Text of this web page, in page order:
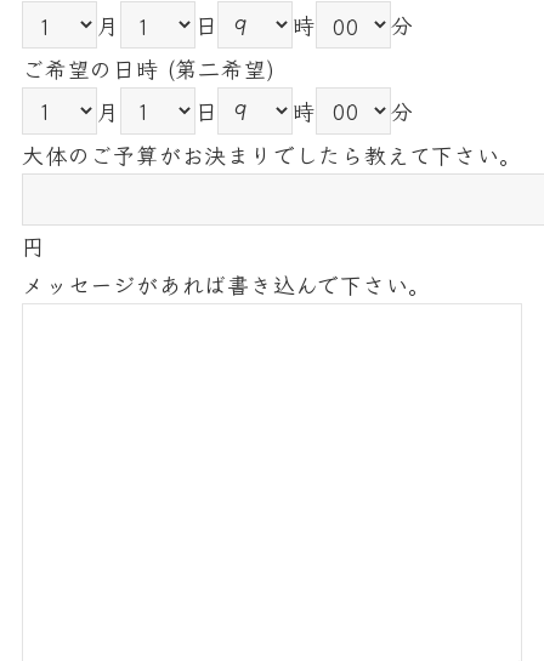
月
日 時
分
ご希望の日時 (第二希望)
月
日 時
分
大体のご予算がお決まりでしたら教えて下さい。
円
メッセージがあれば書き込んで下さい。